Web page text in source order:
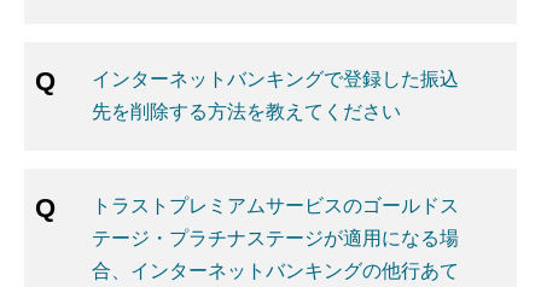
インターネットバンキングで登録した振込
先を削除する方法を教えてください
トラストプレミアムサービスのゴールドス
テージ・プラチナステージが適用になる場
合、インターネットバンキングの他行あて